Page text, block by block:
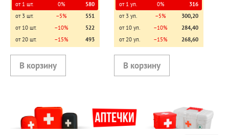
от 1 шт. 0%
580
от 3 шт.
−5%
551
от 10 шт.
−10%
522
от 20 шт.
−15% 493
от 1 уп. 0%
316
от 3 уп.
−5%
300,20
от 10 уп.
−10%
284,40
от 20 уп.
−15% 268,60